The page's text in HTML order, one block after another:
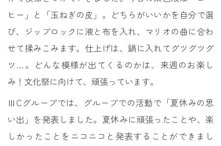
ヒー」と「玉ねぎの皮」。どちらがいいかを自分で選
び、ジップロックに液と布を入れ、マリオの曲に合わ
せて揉みこみます。仕上げは、鍋に入れてグツグツグ
ツ…。どんな模様が出てくるのかは、来週のお楽し
み！文化祭に向けて、頑張っています。
ⅢCグループでは、グループでの活動で「夏休みの思
い出」を発表しました。夏休みに頑張ったことや、楽
しかったことをニコニコと発表することができまし